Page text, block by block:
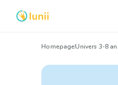
HomepageUnivers 3-8